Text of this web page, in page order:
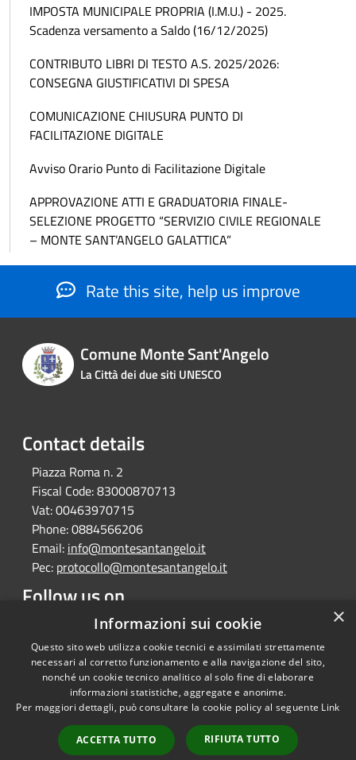
IMPOSTA MUNICIPALE PROPRIA (I.M.U.) - 2025.
Scadenza versamento a Saldo (16/12/2025)
CONTRIBUTO LIBRI DI TESTO A.S. 2025/2026:
CONSEGNA GIUSTIFICATIVI DI SPESA
COMUNICAZIONE CHIUSURA PUNTO DI
FACILITAZIONE DIGITALE
Avviso Orario Punto di Facilitazione Digitale
APPROVAZIONE ATTI E GRADUATORIA FINALE-
SELEZIONE PROGETTO “SERVIZIO CIVILE REGIONALE
– MONTE SANT’ANGELO GALATTICA”
Rate this site, help us improve
Comune Monte Sant'Angelo
La Città dei due siti UNESCO
Contact details
Piazza Roma n. 2
Fiscal Code:83000870713
Vat:00463970715
Phone:0884566206
Email: info@montesantangelo.it
Pec: protocollo@montesantangelo.it
Follow us on
FacebookYoutubeInstagramTelegramWhatsapp
RSS
Accessibility
Copyright © 2026 • Comune
Monte Sant'Angelo • Powered
byMunicipium
Admin
×
Informazioni sui cookie
Questo sito web utilizza cookie tecnici e assimilati strettamente
necessari al corretto funzionamento e alla navigazione del sito,
nonché un cookie tecnico analitico al solo fine di elaborare
informazioni statistiche, aggregate e anonime.
Per maggiori dettagli, può consultare la cookie policy al seguente Link
ACCETTA TUTTO RIFIUTA TUTTO